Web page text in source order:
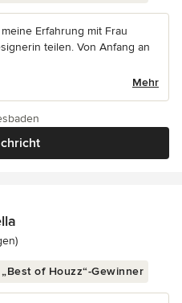
Erfahrung mit Frau
teilen. Von Anfang an
Mehr
von 5 Sternen
„Best of Houzz“-Gewinner